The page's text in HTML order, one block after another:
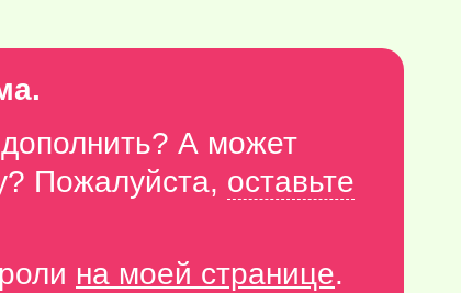
А может
Пожалуйста, оставьте
на моей странице.